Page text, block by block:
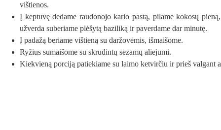
vištienos.
Į keptuvę dedame raudonojo kario pastą, pilame kokosų
užverda suberiame plėšytą baziliką ir paverdame dar minutę.
Į padažą beriame vištieną su daržovėmis, išmaišome.
Ryžius sumaišome su skrudintų sezamų aliejumi.
Kiekvieną porciją patiekiame su laimo ketvirčiu ir prieš valgant